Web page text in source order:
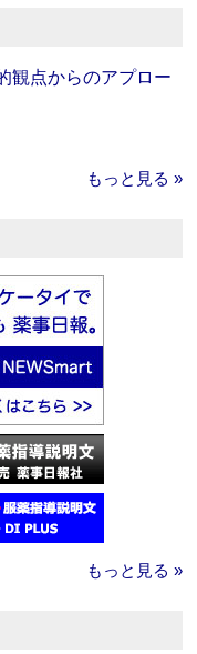
観点からのアプロー
もっと見る »
もっと見る »